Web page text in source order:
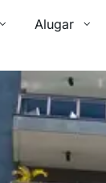
Alugar